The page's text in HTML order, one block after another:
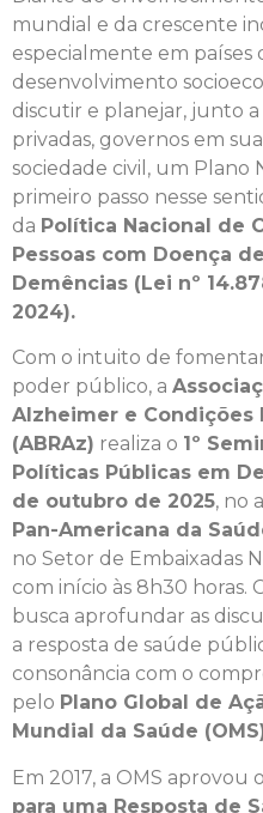
mundial e da crescente
especialmente em países
desenvolvimento
discutir e planejar, junto
privadas, governos em
sociedade civil, um Plano
primeiro passo nesse
da Política Nacional de
Pessoas com Doença
Demências (Lei nº
2024).
Com o intuito de
poder público, a
Alzheimer e Condições
(ABRAz) realiza o 1º
Políticas Públicas em
de outubro de 2025, no
Pan-Americana da
no Setor de Embaixadas
com início às 8h30 horas.
busca aprofundar as
a resposta de saúde
consonância com o
pelo Plano Global de
Mundial da Saúde
Em 2017, a OMS aprovou o
para uma Resposta de